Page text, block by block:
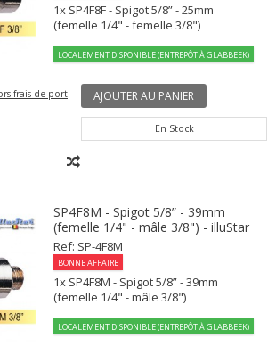
1x SP4F8F - Spigot 5/8” - 25mm
(femelle 1/4" - femelle 3/8")
LOCALEMENT DISPONIBLE (ENTREPÔT À GLABBEEK)
frais de port AJOUTER AU PANIER
En Stock
SP4F8M - Spigot 5/8” - 39mm
(femelle 1/4" - mâle 3/8") - illuStar
Ref: SP-4F8M
BONNE AFFAIRE
1x SP4F8M - Spigot 5/8” - 39mm
(femelle 1/4" - mâle 3/8")
LOCALEMENT DISPONIBLE (ENTREPÔT À GLABBEEK)